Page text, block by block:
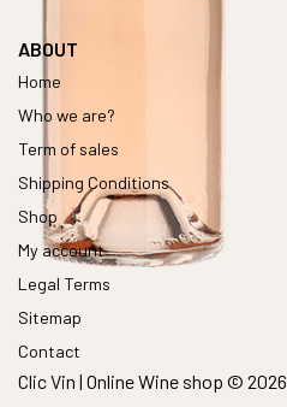
ABOUT
Home
Who we are?
Term of sales
Shipping Conditions
Shop
My account
Legal Terms
Sitemap
Contact
Clic Vin | Online Wine shop © 2026